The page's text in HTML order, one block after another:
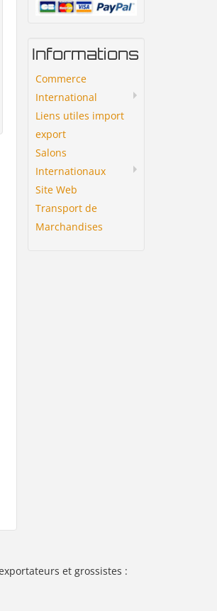
Informations
Commerce
International
Liens utiles import
export
Salons
Internationaux
Site Web
Transport de
Marchandises
et grossistes :